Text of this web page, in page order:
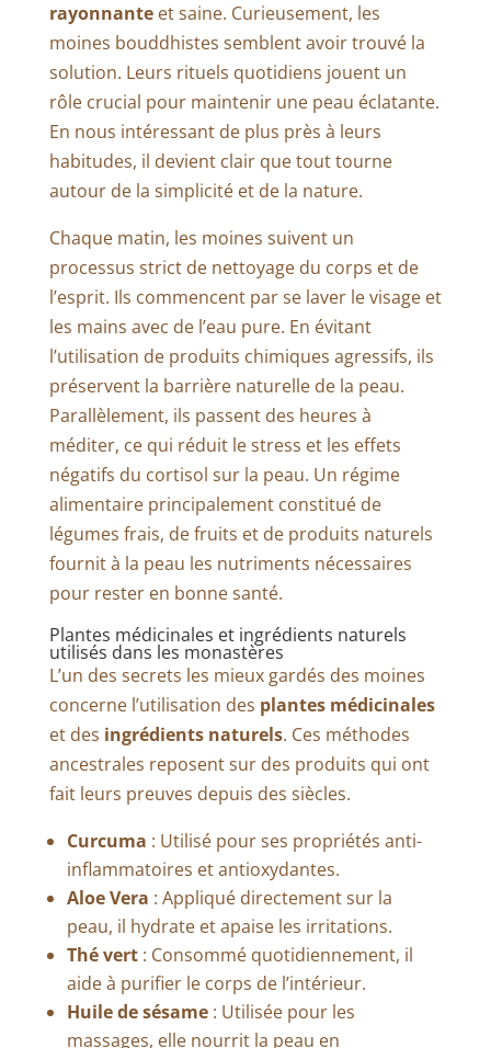
rayonnanteet saine. Curieusement, les
moines bouddhistes semblent avoir trouvé la
solution. Leurs rituels quotidiens jouent un
rôle crucial pour maintenir une peau éclatante.
En nous intéressant de plus près à leurs
habitudes, il devient clair que tout tourne
autour de la simplicité et de la nature.
Chaque matin, les moines suivent un
processus strict de nettoyage du corps et de
l’esprit. Ils commencent par se laver le visage et
les mains avec de l’eau pure. En évitant
l’utilisation de produits chimiques agressifs, ils
préservent la barrière naturelle de la peau.
Parallèlement, ils passent des heures à
méditer, ce qui réduit le stress et les effets
négatifs du cortisol sur la peau. Un régime
alimentaire principalement constitué de
légumes frais, de fruits et de produits naturels
fournit à la peau les nutriments nécessaires
pour rester en bonne santé.
Plantes médicinales et ingrédients naturels
utilisés dans les monastères
L’un des secrets les mieux gardés des moines
concerne l’utilisation des plantes médicinales
et des ingrédients naturels. Ces méthodes
ancestrales reposent sur des produits qui ont
fait leurs preuves depuis des siècles.
Curcuma : Utilisé pour ses propriétés anti-
inflammatoires et antioxydantes.
Aloe Vera : Appliqué directement sur la
peau, il hydrate et apaise les irritations.
Thé vert: Consommé quotidiennement, il
aide à purifier le corps de l’intérieur.
Huile de sésame: Utilisée pour les
massages, elle nourrit la peau en